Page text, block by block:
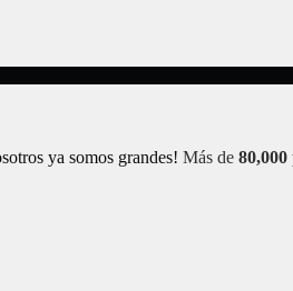
ya somos grandes! Más de